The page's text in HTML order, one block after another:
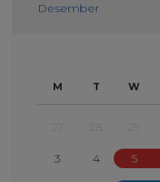
Desember
M T W
27 28 29
3 4 5